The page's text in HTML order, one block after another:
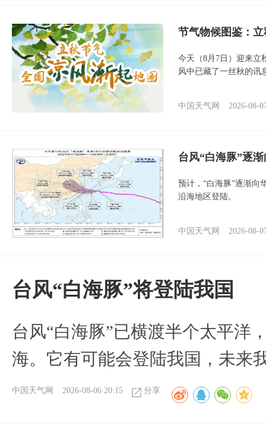
节气物候图鉴：
今天（8月7日）迎来立
风中已藏了一丝秋的讯
中国天气网 2026-08-
台风“白海豚”逐
预计，“白海豚”逐渐向
沿海地区登陆。
中国天气网 2026-08-
台风“白海豚”将登陆我国
台风“白海豚”已横渡半个太平洋
海。它有可能会登陆我国，未来
中国天气网 2026-08-06 20:15 分享